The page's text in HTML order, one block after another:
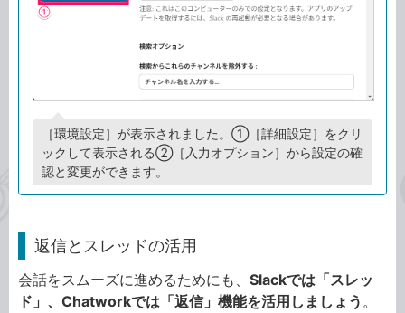
［環境設定］が表示されました。①［詳細設定］をクリ
ックして表示される②［入力オプション］から設定の確
認と変更ができます。
返信とスレッドの活用
会話をスムーズに進めるためにも、 Slackでは「スレッ
ド」、Chatworkでは「返信」機能を活用しましょう 。